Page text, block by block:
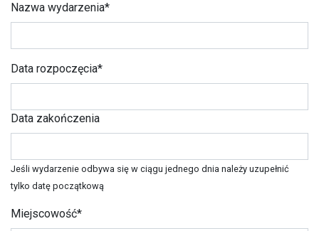
Nazwa wydarzenia*
Data rozpoczęcia*
Data zakończenia
Jeśli wydarzenie odbywa się w ciągu jednego dnia należy uzupełnić
tylko datę początkową
Miejscowość*